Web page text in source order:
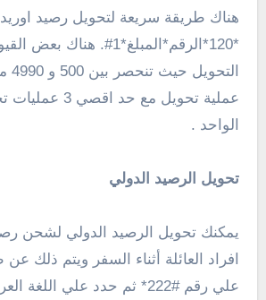
هناك طريقة سريعة لتحويل رصيد
*120*الرقم*المبلغ*1#. هناك
عملية تحويل مع
الواحد .
تحويل الرصيد الدولي
يمكنك تحويل الرصيد الدولي لشحن
افراد العائلة أثناء السفر ويتم ذلك
علي رقم #222* ثم حدد علي